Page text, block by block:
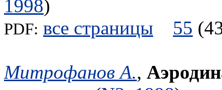
1998)
PDF: все страницы 55
Митрофанов А.,